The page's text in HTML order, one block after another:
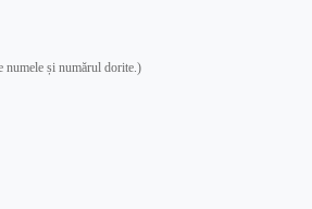
numele și numărul dorite.)